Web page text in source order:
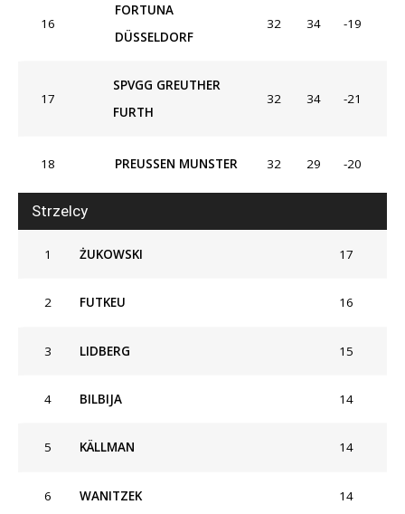
16
FORTUNA
DÜSSELDORF
32 34 -19
17
SPVGG GREUTHER
FURTH
32 34 -21
18 PREUSSEN MUNSTER 32 29 -20
Strzelcy
1 ŻUKOWSKI 17
2 FUTKEU 16
3 LIDBERG 15
4 BILBIJA 14
5 KÄLLMAN 14
6 WANITZEK 14